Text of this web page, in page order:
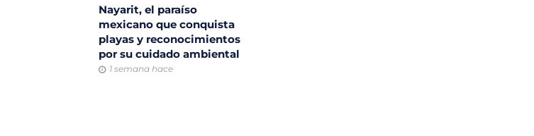
Nayarit, el paraíso
mexicano que conquista
playas y reconocimientos
por su cuidado ambiental
1 semana hace